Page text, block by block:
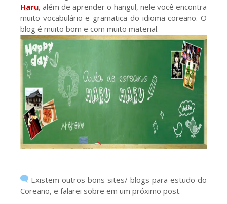
Haru, além de aprender o hangul, nele você encontra
muito vocabulário e gramatica do idioma coreano. O
blog é muito bom e com muito material.
Existem outros bons sites/ blogs para estudo do
Coreano, e falarei sobre em um próximo post.